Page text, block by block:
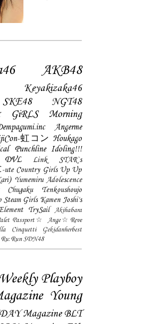
AKB48
Keyakizaka46
SKE48
NGT48
Morning
Angerme
虹コン Houkago
Punchline Idoling!!!
Link STAR`s
ute Country Girls Up Up
Yumemiru Adolescence
Tenkoushoujo
Steam Girls Kamen Joshi's
TrySail
Akihabara
Passport☆
Ange☆Reve
Cinquetti
Gekidanherbest
Ru:Run SDN48
Weekly Playboy
Young
Magazine BLT